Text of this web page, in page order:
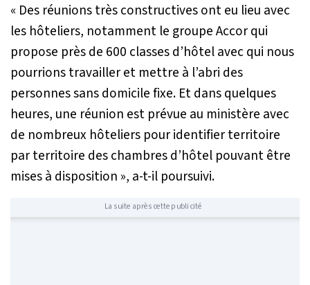
« Des réunions très constructives ont eu lieu avec
les hôteliers, notamment le groupe Accor qui
propose près de 600 classes d’hôtel avec qui nous
pourrions travailler et mettre à l’abri des
personnes sans domicile fixe. Et dans quelques
heures, une réunion est prévue au ministère avec
de nombreux hôteliers pour identifier territoire
par territoire des chambres d’hôtel pouvant être
mises à disposition », a-t-il poursuivi.
La suite après cette publicité